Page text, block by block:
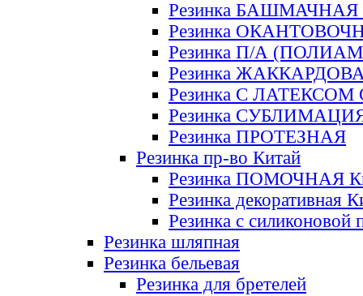
Резинка БАШМАЧНАЯ
Резинка
Резинка П/А
Резинка
Резинка С ЛАТЕКСОМ
Резинка
Резинка ПРОТЕЗНАЯ
Резинка пр-во Китай
Резинка ПОМОЧНАЯ
Резинка декоративная
Резинка с силиконовой
Резинка шляпная
Резинка бельевая
Резинка для бретелей